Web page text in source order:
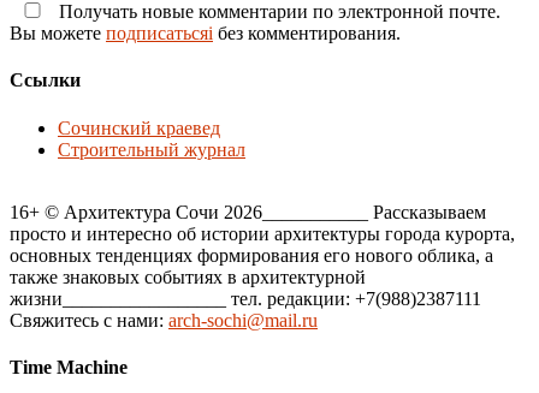
Получать новые комментарии по электронной почте.
Вы можете подписатьсяi без комментирования.
Ссылки
Сочинский краевед
Строительный журнал
16+ © Архитектура Сочи 2026___________ Рассказываем
просто и интересно об истории архитектуры города курорта,
основных тенденциях формирования его нового облика, а
также знаковых событиях в архитектурной
жизни_________________ тел. редакции: +7(988)2387111
Свяжитесь с нами: arch-sochi@mail.ru
Time Machine